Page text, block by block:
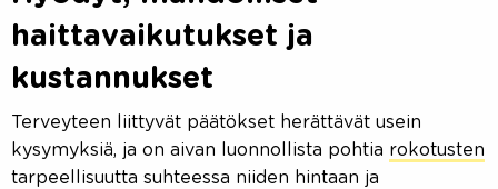
haittavaikutukset ja
kustannukset
Terveyteen liittyvät päätökset herättävät usein
kysymyksiä, ja on aivan luonnollista pohtia rokotusten
tarpeellisuutta suhteessa niiden hintaan ja